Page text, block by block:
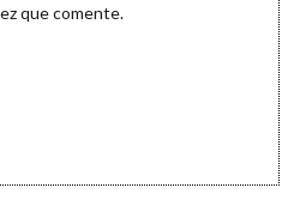
que comente.